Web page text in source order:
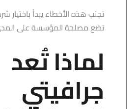
تجنب هذه الأخطاء يبدأ باختيار
تضع مصلحة المؤسسة على
لماذا تُعد
جرافيتي